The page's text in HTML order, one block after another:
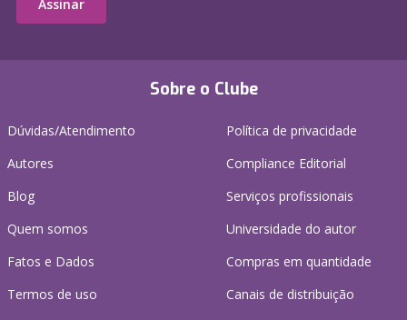
Sobre o Clube
Dúvidas/Atendimento
Autores
Blog
Quem somos
Fatos e Dados
Termos de uso
Política de privacidade
Compliance Editorial
Serviços profissionais
Universidade do autor
Compras em quantidade
Canais de distribuição
Assinar